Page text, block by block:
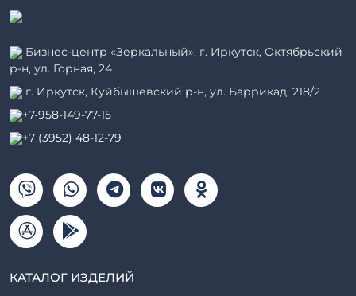
Бизнес-центр «Зеркальный», г. Иркутск, Октябрьский
р-н, ул. Горная, 24
г. Иркутск, Куйбышевский р-н, ул. Баррикад, 218/2
+7-958-149-77-15
+7 (3952) 48-12-79
КАТАЛОГ ИЗДЕЛИЙ